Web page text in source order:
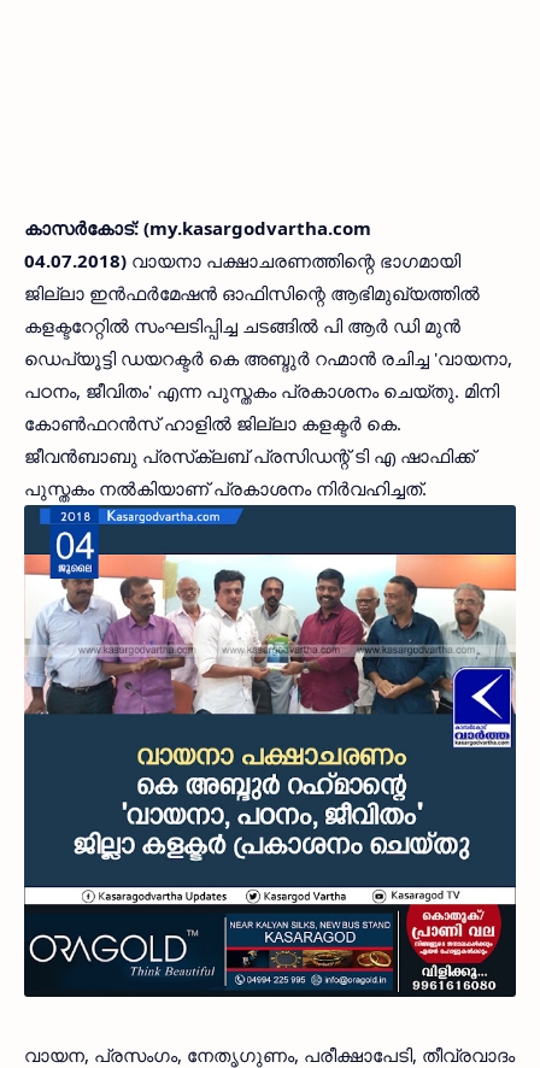
കാസര്‍കോട്: (my.kasargodvartha.com
04.07.2018) വായനാ പക്ഷാചരണത്തിന്റെ ഭാഗമായി
ജില്ലാ ഇന്‍ഫര്‍മേഷന്‍ ഓഫിസിന്റെ ആഭിമുഖ്യത്തില്‍
കളക്ടറേറ്റില്‍ സംഘടിപ്പിച്ച ചടങ്ങില്‍ പി ആര്‍ ഡി മുന്‍
ഡെപ്യൂട്ടി ഡയറക്ടര്‍ കെ അബ്ദുര്‍ റഹ്മാന്‍ രചിച്ച 'വായനാ,
പഠനം, ജീവിതം' എന്ന പുസ്തകം പ്രകാശനം ചെയ്തു. മിനി
കോണ്‍ഫറന്‍സ് ഹാളില്‍ ജില്ലാ കളക്ടര്‍ കെ.
ജീവന്‍ബാബു പ്രസ്‌ക്ലബ് പ്രസിഡന്റ് ടി എ ഷാഫിക്ക്
പുസ്തകം നല്‍കിയാണ് പ്രകാശനം നിര്‍വഹിച്ചത്.
വായന, പ്രസംഗം, നേതൃഗുണം, പരീക്ഷാപേടി, തീവ്രവാദം